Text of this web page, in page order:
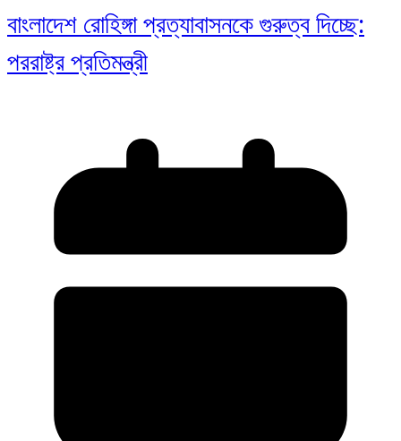
বাংলাদেশ রোহিঙ্গা প্রত্যাবাসনকে গুরুত্ব দিচ্ছে:
পররাষ্ট্র প্রতিমন্ত্রী